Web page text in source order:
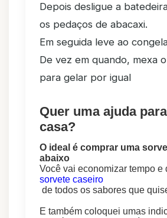
Depois desligue a
os pedaços de abacaxi.
Em seguida leve ao
De vez em quando, mexa
para gelar por igual
Quer uma ajuda
casa?
O ideal é comprar uma
abaixo
Você vai economizar tempo e
sorvete caseiro
de todos os sabores que
E também coloquei umas